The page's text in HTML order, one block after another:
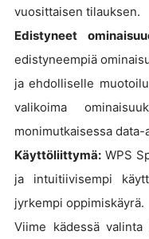
vuosittaisen tilauksen.
Edistyneet
edistyneempiä
ja ehdolliselle
valikoima
monimutkaisessa data-
Käyttöliittymä: WPS
ja intuitiivisempi
jyrkempi oppimiskäyrä.
Viime kädessä